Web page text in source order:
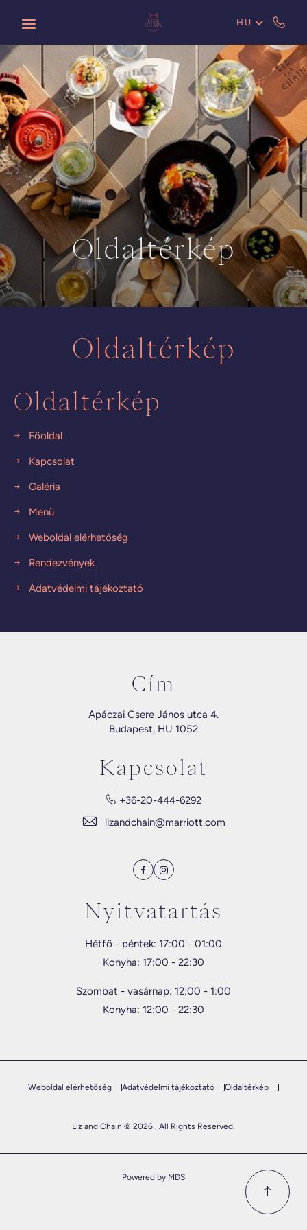
HU
Oldaltérkép
Oldaltérkép
Oldaltérkép
Főoldal
Kapcsolat
Galéria
Menü
Weboldal elérhetőség
Rendezvények
Adatvédelmi tájékoztató
Cím
Apáczai Csere János utca 4.
Budapest, HU 1052
Kapcsolat
+36-20-444-6292
lizandchain@marriott.com
FacebookInstagram
Nyitvatartás
Hétfő - péntek: 17:00 - 01:00
Konyha: 17:00 - 22:30
Szombat - vasárnap: 12:00 - 1:00
Konyha: 12:00 - 22:30
Weboldal elérhetőség Adatvédelmi tájékoztató Oldaltérkép
Liz and Chain © 2026 , All Rights Reserved.
Powered by MDS